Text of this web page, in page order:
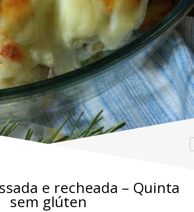
e recheada – Quinta
sem glúten